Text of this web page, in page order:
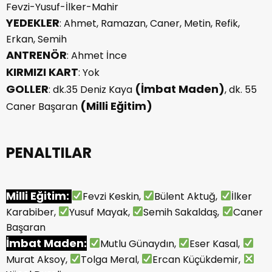
Fevzi-Yusuf-İlker-Mahir
YEDEKLER: Ahmet, Ramazan, Caner, Metin, Refik,
Erkan, Semih
ANTRENÖR: Ahmet İnce
KIRMIZI KART: Yok
GOLLER: dk.35 Deniz Kaya (İmbat Maden), dk. 55
Caner Başaran (Milli Eğitim)
PENALTILAR
Milli Eğitim: Fevzi Keskin, Bülent Aktuğ,
İlker
Karabiber,
Yusuf Mayak, Semih Sakaldaş,
Caner
Başaran
İmbat Maden: Mutlu Günaydın,
Eser Kasal,
Murat Aksoy,
Tolga Meral,
Ercan Küçükdemir,